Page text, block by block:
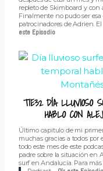
repleto de Skimboard y
Finalmente no pudo ser esa
patrocinadores de Adrien.
este Episodio
T1E32 DÍA LLUVIOSO
HABLO CON
Último capitulo de mi
muchas gracias a todos por
todo este mes de este
padre sobre la situación en
surf en Andalucía. Para